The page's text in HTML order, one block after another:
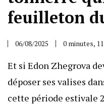
feuilleton
06/08/2025 0 minutes,
Et si Edon Zhegrova
déposer ses valises
cette période estivale